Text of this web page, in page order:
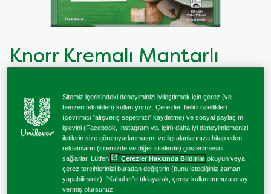
Knorr İçinde İyilik Var Serisi
Knorr Çiğ Köfte
Knorr Çabuk
Knorr Lezzetli ve Pratik Soslar
Knorr Bulyonlar
Balık Yemekleri Tarifleri
Sebze Yemekleri Tarifleri
Makarna Tarifleri
Knorr Kremalı Mantarlı
Knorr Kremalı Mantarlı Makarna Sosu, dilediğiniz her an
leziz makarnalar yapabilmeniz için iyi bir seçimdir. Knorr
şeflerinin itinayla seçtiği mantarların yoğun kıvamlı
kremayla buluştuğu Knorr Kremalı Mantarlı Makarna Sosu
içindekiler sayesinde makarnanızın her seferinde aynı
lezzette olmasını sağlar. Knorr Kremalı Mantarlı Makarna
Sitemiz içerisindeki deneyiminizi iyileştirmek için çerez (ve
benzeri teknikleri) kullanıyoruz. Çerezler, belirli özellikleri
(çevrimiçi "alışveriş sepetinizi" kaydetme) ve sosyal paylaşım
işlevini (Facebook, Instagram vb. için) daha iyi deneyimlemenizi,
iletilerin size göre uyarlanmasını ve ilgi alanlarınıza hitap eden
reklamların (sitemizde ve diğer sitelerde) gösterilmesini
sağlarlar. Lütfen
Çerezler Hakkında Bildirim okuyun veya
çerez tercihlerinizi buradan değiştirin (bunu istediğiniz zaman
yapabilirsiniz). “Kabul et”e tıklayarak, çerez kullanımımıza onay
vermiş olursunuz.